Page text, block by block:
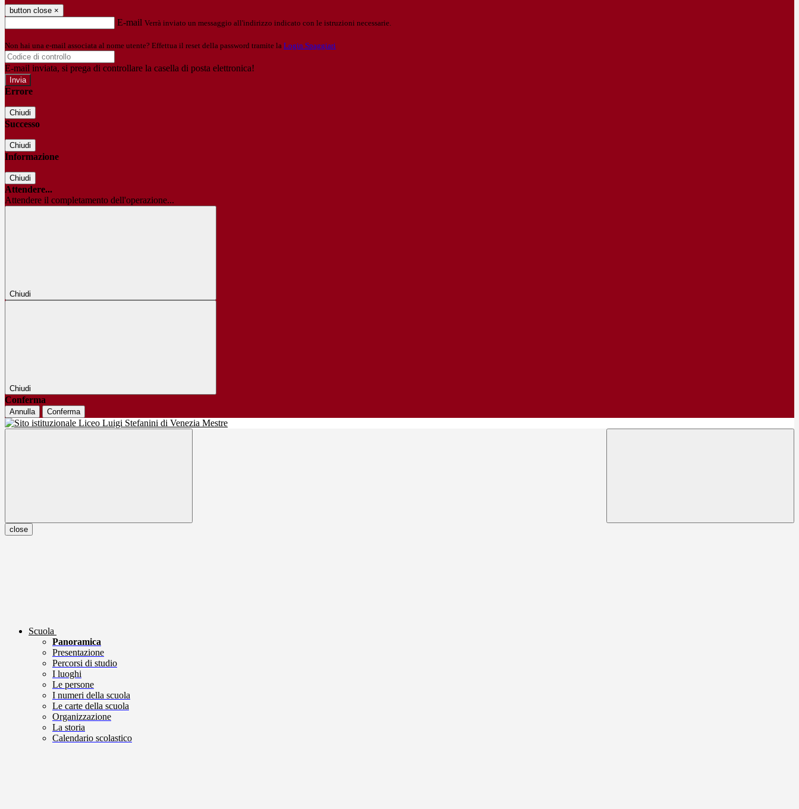
button close ×
E-mail Verrà inviato un messaggio all'indirizzo indicato con le istruzioni necessarie.
Non hai una e-mail associata al nome utente? Effettua il reset della password tramite la Login Spaggiari
E-mail inviata, si prega di controllare la casella di posta elettronica!
Errore
Chiudi
Successo
Chiudi
Informazione
Chiudi
Attendere...
Attendere il completamento dell'operazione...
Chiudi
Chiudi
Conferma
Annulla Conferma
close
Scuola
Panoramica
Presentazione
Percorsi di studio
I luoghi
Le persone
I numeri della scuola
Le carte della scuola
Organizzazione
La storia
Calendario scolastico